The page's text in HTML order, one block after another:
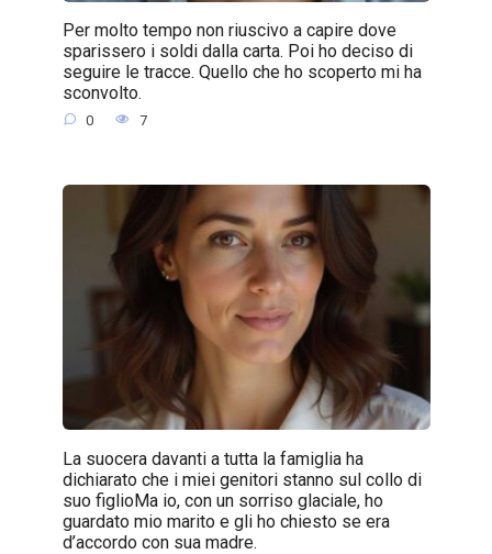
Per molto tempo non riuscivo a capire dove
sparissero i soldi dalla carta. Poi ho deciso di
seguire le tracce. Quello che ho scoperto mi ha
sconvolto.
0 7
La suocera davanti a tutta la famiglia ha
dichiarato che i miei genitori stanno sul collo di
suo figlioMa io, con un sorriso glaciale, ho
guardato mio marito e gli ho chiesto se era
d’accordo con sua madre.